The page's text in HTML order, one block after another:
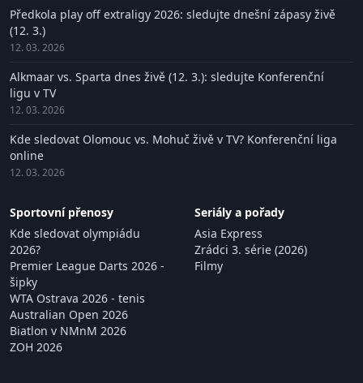
Předkola play off extraligy 2026: sledujte dnešní zápasy živě
(12. 3.)
12. 03. 2026
Alkmaar vs. Sparta dnes živě (12. 3.): sledujte Konferenční
ligu v TV
12. 03. 2026
Kde sledovat Olomouc vs. Mohuč živě v TV? Konferenční liga
online
12. 03. 2026
Sportovní přenosy
Kde sledovat olympiádu
2026?
Premier League Darts 2026 -
šipky
WTA Ostrava 2026 - tenis
Australian Open 2026
Biatlon v NMnM 2026
ZOH 2026
Seriály a pořady
Asia Express
Zrádci 3. série (2026)
Filmy